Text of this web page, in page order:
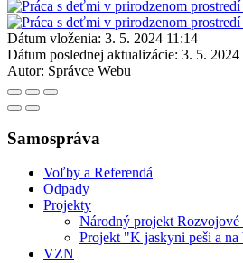
Dátum vloženia: 3. 5. 2024 11:14
Dátum poslednej aktualizácie: 3. 5. 2024
Autor: Správce Webu
Samospráva
Voľby a Referendá
Odpady
Projekty
Národný projekt Rozvojové
Projekt "K jaskyni peši a
VZN